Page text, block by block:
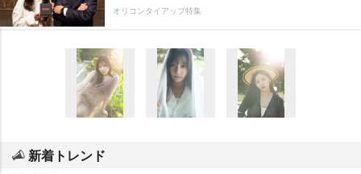
オリコンタイアップ特集
新着トレンド